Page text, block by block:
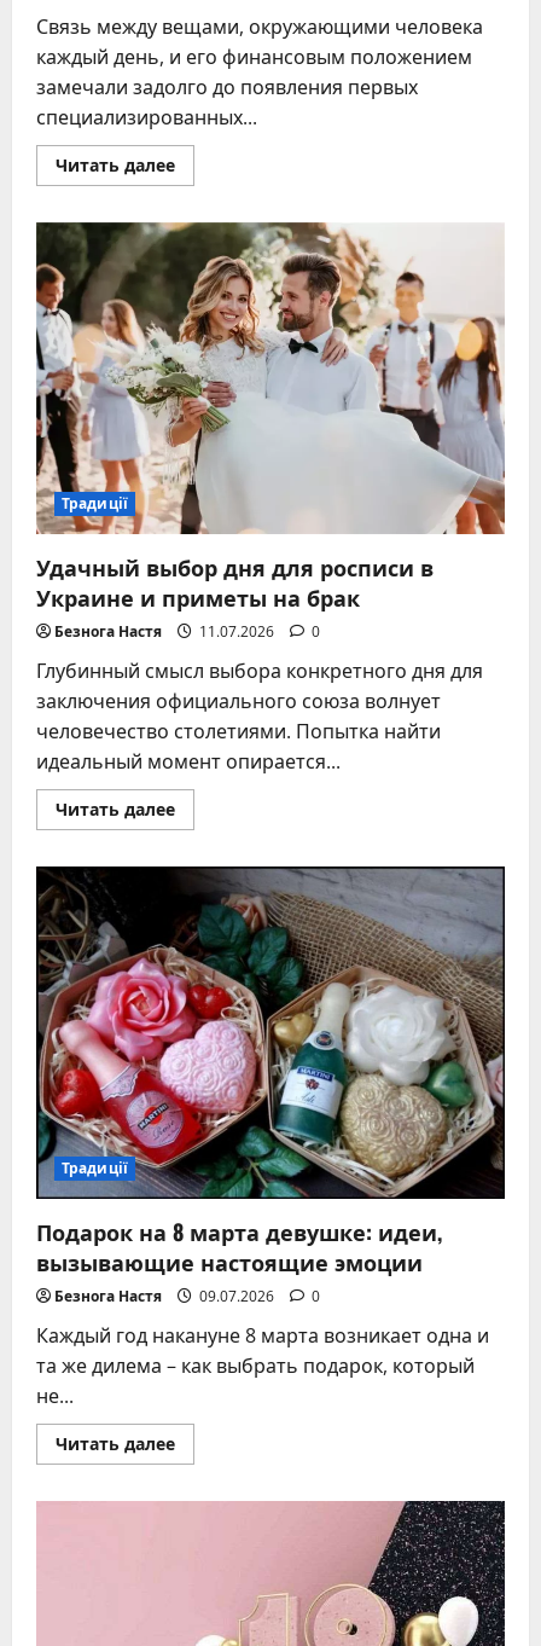
Связь между вещами, окружающими человека
каждый день, и его финансовым положением
замечали задолго до появления первых
специализированных...
Читать далееПрочитать
больше
для
привлечения
денег:
традиции,
фен-
шуй
и
приметы,
которые
работают
Традиції
Удачный выбор дня для росписи в
Украине и приметы на брак
Безнога Настя 11.07.2026 0
Глубинный смысл выбора конкретного дня для
заключения официального союза волнует
человечество столетиями. Попытка найти
идеальный момент опирается...
Читать далееПрочитать
больше
выбор
дня
для
росписи
в
Украине
и
приметы
на
брак
Традиції
Подарок на 8 марта девушке: идеи,
вызывающие настоящие эмоции
Безнога Настя 09.07.2026 0
Каждый год накануне 8 марта возникает одна и
та же дилема – как выбрать подарок, который
не...
Читать далееПрочитать
больше
вызывающие
настоящие
эмоции